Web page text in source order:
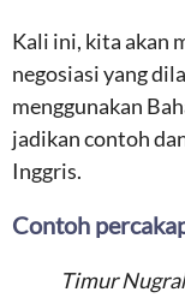
Kali ini, kita akan
negosiasi yang
menggunakan
jadikan contoh
Inggris.
Contoh
Timur